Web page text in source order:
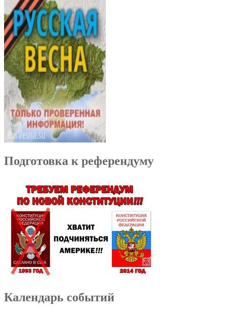
Подготовка к референдуму
Календарь событий